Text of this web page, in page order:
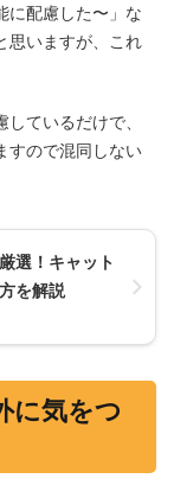
に配慮した〜」な
思いますが、これ
ているだけで、
すので混同しない
選！キャット
を解説
に気をつ